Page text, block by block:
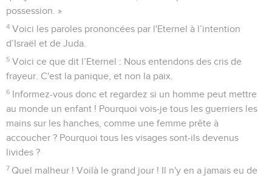
possession. »
4 Voici les paroles prononcées par l'Eternel à l’intention
d’Israël et de Juda.
5 Voici ce que dit l’Eternel : Nous entendons des cris de
frayeur. C'est la panique, et non la paix.
6 Informez-vous donc et regardez si un homme peut mettre
au monde un enfant ! Pourquoi vois-je tous les guerriers les
mains sur les hanches, comme une femme prête à
accoucher ? Pourquoi tous les visages sont-ils devenus
livides ?
7 Quel malheur ! Voilà le grand jour ! Il n'y en a jamais eu de